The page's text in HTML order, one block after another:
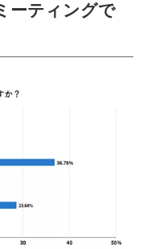
ーティングで